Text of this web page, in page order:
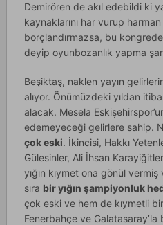
Demirören de akıl edebildi ki
kaynaklarını har vurup
borçlandırmazsa, bu kongrede
deyip oyunbozanlık yapma
Beşiktaş, naklen yayın
alıyor. Önümüzdeki yıldan
alacak. Mesela
edemeyeceği gelirlere sahip.
çok eski. İkincisi, Hakkı
Gülesinler, Ali İhsan
yığın kıymet ona gönül
sıra bir yığın şampiyonluk
çok eski ve hem de kıymetli
Fenerbahçe ve Galatasaray’la